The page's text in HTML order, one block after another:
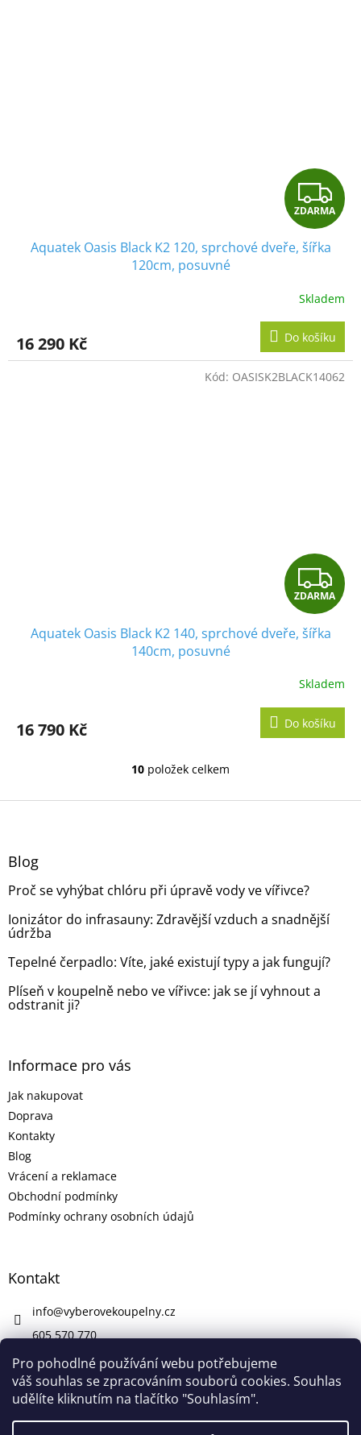
Pro pohodlné používání webu potřebujeme
váš souhlas se zpracováním souborů cookies. Souhlas
udělíte kliknutím na tlačítko "Souhlasím".
Z
D
R
M
A
ZDARMA
Aquatek Oasis Black K2 120, sprchové dveře, šířka
120cm, posuvné
Skladem
16 290 Kč Do košíku
Z
D
R
M
A
ZDARMA
Aquatek Oasis Black K2 140, sprchové dveře, šířka
140cm, posuvné
Skladem
16 790 Kč Do košíku
Kód: OASISK2BLACK14062
O
l
p
r
v
y
ý
10 položek celkem
Z
Blog
Proč se vyhýbat chlóru při úpravě vody ve vířivce?
Ionizátor do infrasauny: Zdravější vzduch a snadnější
údržba
Tepelné čerpadlo: Víte, jaké existují typy a jak fungují?
Plíseň v koupelně nebo ve vířivce: jak se jí vyhnout a
odstranit ji?
Informace pro vás
Jak nakupovat
Doprava
Kontakty
Blog
Vrácení a reklamace
Obchodní podmínky
Podmínky ochrany osobních údajů
Kontakt
info@vyberovekoupelny.cz
605 570 770
https://www.facebook.com/vyberovekoupelny/